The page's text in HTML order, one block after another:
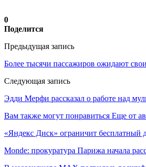
0
Поделится
Предыдущая запись
Более тысячи пассажиров ожидают
Следующая запись
Эдди Мерфи рассказал о работе над
Вам также могут понравиться Еще от
«Яндекс Диск» ограничит
Monde: прокуратура Парижа начала